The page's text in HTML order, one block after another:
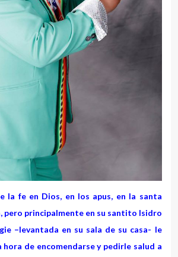
la fe en Dios, en los apus, en la santa
pero principalmente en su santito Isidro
–levantada en su sala de su casa- le
hora de encomendarse y pedirle salud a